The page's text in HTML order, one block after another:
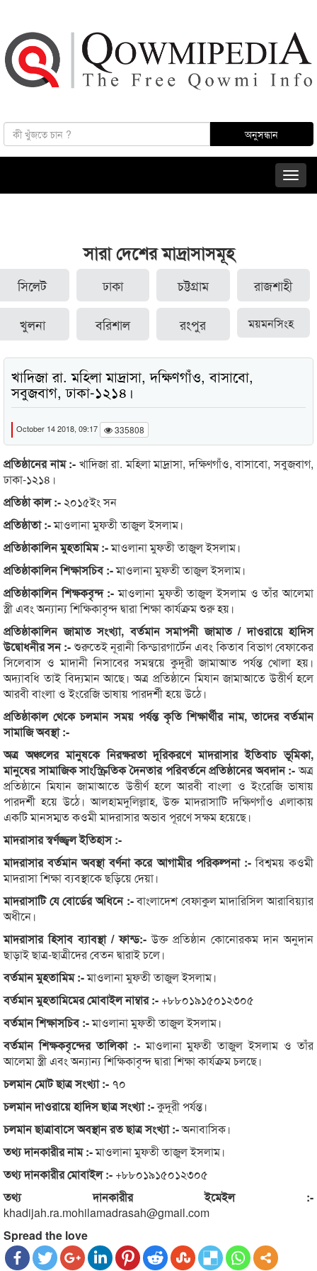
সারা দেশের মাদ্রাসাসমূহ
সিলেট ঢাকা চট্টগ্রাম রাজশাহী
খুলনা বরিশাল রংপুর ময়মনসিংহ
খাদিজা রা. মহিলা মাদ্রাসা, দক্ষিণগাঁও, বাসাবো,
সবুজবাগ, ঢাকা-১২১৪।
October 14 2018, 09:17 335808
প্রতিষ্ঠানের নাম :- খাদিজা রা. মহিলা মাদ্রাসা, দক্ষিণগাঁও, বাসাবো, সবুজবাগ,
ঢাকা-১২১৪।
প্রতিষ্ঠা কাল :- ২০১৫ইং সন
প্রতিষ্ঠাতা :-মাওলানা মুফতী তাজুল ইসলাম।
প্রতিষ্ঠাকালিন মুহতামিম :-মাওলানা মুফতী তাজুল ইসলাম।
প্রতিষ্ঠাকালিন শিক্ষাসচিব :-মাওলানা মুফতী তাজুল ইসলাম।
প্রতিষ্ঠাকালিন শিক্ষকবৃন্দ :-মাওলানা মুফতী তাজুল ইসলাম ও তাঁর আলেমা
স্ত্রী এবং অন্যান্য শিক্ষিকাবৃন্দ দ্বারা শিক্ষা কার্যক্রম শুরু হয়।
প্রতিষ্ঠাকালিন জামাত সংখ্যা, বর্তমান সমাপনী জামাত / দাওরায়ে হাদিস
উদ্বোধনীর সন :- শুরুতেই নূরানী কিন্ডারগার্টেন এবং কিতাব বিভাগ বেফাকের
সিলেবাস ও মাদানী নিসাবের সমন্বয়ে কুদূরী জামাআত পর্যন্ত খোলা হয়।
অদ্যাবধি তাই বিদ্যমান আছে। অত্র প্রতিষ্ঠানে মিযান জামাআতে উত্তীর্ণ হলে
আরবী বাংলা ও ইংরেজি ভাষায় পারদর্শী হয়ে উঠে।
প্রতিষ্ঠাকাল থেকে চলমান সময় পর্যন্ত কৃতি শিক্ষার্থীর নাম, তাদের বর্তমান
সামাজি অবস্থা :-
অত্র অঞ্চলের মানুষকে নিরক্ষরতা দূরিকরণে মাদরাসার ইতিবাচ ভূমিকা,
মানুষের সামাজিক সাংস্ক্রিতিক দৈনতার পরিবর্তনে প্রতিষ্ঠানের অবদান :-অত্র
প্রতিষ্ঠানে মিযান জামাআতে উত্তীর্ণ হলে আরবী বাংলা ও ইংরেজি ভাষায়
পারদর্শী হয়ে উঠে। আলহামদুলিল্লাহ, উক্ত মাদরাসাটি দক্ষিণগাঁও এলাকায়
একটি মানসম্মত কওমী মাদরাসার অভাব পূরণে সক্ষম হয়েছে।
মাদরাসার স্বর্ণজ্জ্বল ইতিহাস :-
মাদরাসার বর্তমান অবস্থা বর্ণনা করে আগামীর পরিকল্পনা :-বিশ্বময় কওমী
মাদরাসা শিক্ষা ব্যবস্থাকে ছড়িয়ে দেয়া।
মাদরাসাটি যে বোর্ডের অধিনে :-বাংলাদেশ বেফাকুল মাদারিসিল আরাবিয়্যার
অধীনে।
মাদরাসার হিসাব ব্যাবস্থা / ফান্ড:-উক্ত প্রতিষ্ঠান কোনোরকম দান অনুদান
ছাড়াই ছাত্র-ছাত্রীদের বেতন দ্বারাই চলে।
বর্তমান মুহতামিম :-মাওলানা মুফতী তাজুল ইসলাম।
বর্তমান মুহতামিমের মোবাইল নাম্বার :- +৮৮০১৯১৫০১২৩০৫
বর্তমান শিক্ষাসচিব :-মাওলানা মুফতী তাজুল ইসলাম।
বর্তমান শিক্ষকবৃন্দের তালিকা :-মাওলানা মুফতী তাজুল ইসলাম ও তাঁর
আলেমা স্ত্রী এবং অন্যান্য শিক্ষিকাবৃন্দ দ্বারা শিক্ষা কার্যক্রম চলছে।
চলমান মোট ছাত্র সংখ্যা :- ৭০
চলমান দাওরায়ে হাদিস ছাত্র সংখ্যা :-কুদূরী পর্যন্ত।
চলমান ছাত্রাবাসে অবস্থান রত ছাত্র সংখ্যা :-অনাবাসিক।
তথ্য দানকারীর নাম :-মাওলানা মুফতী তাজুল ইসলাম।
তথ্য দানকারীর মোবাইল :- +৮৮০১৯১৫০১২৩০৫
তথ্য দানকারীর ইমেইল :-
khadijah.ra.mohilamadrasah@gmail.com
Spread the love